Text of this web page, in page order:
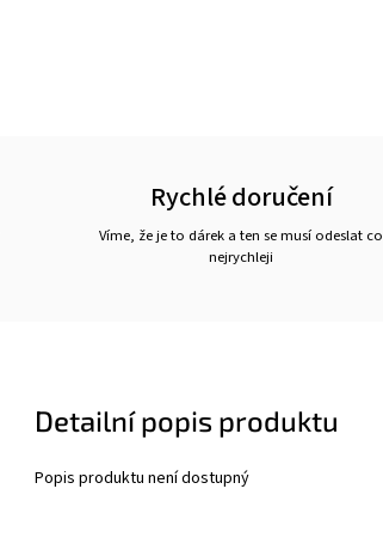
Rychlé doručení
Víme, že je to dárek a ten se musí odeslat co
nejrychleji
Detailní popis produktu
Popis produktu není dostupný